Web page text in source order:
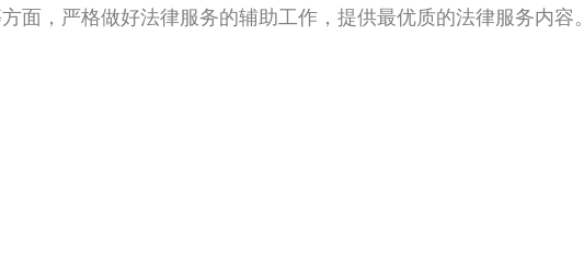
面，严格做好法律服务的辅助工作，提供最优质的法律服务内容。